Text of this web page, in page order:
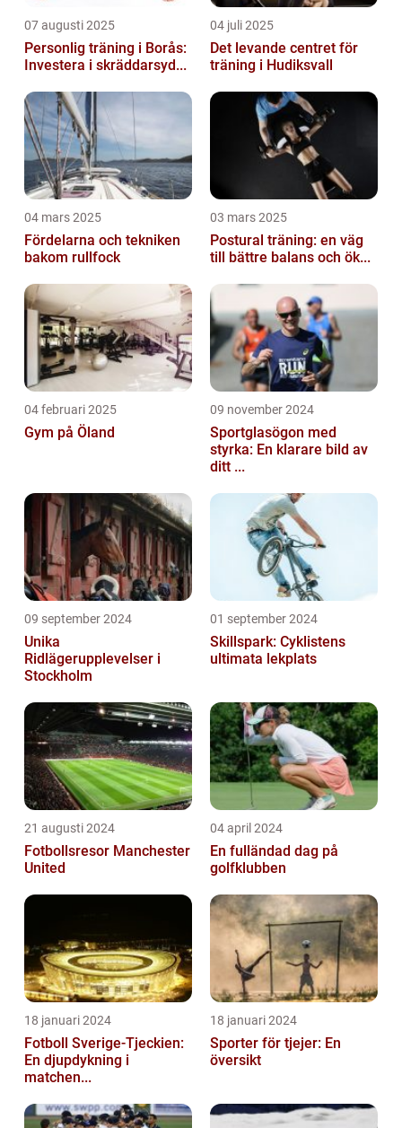
07 augusti 2025
Personlig träning i Borås:
Investera i skräddarsyd...
04 juli 2025
Det levande centret för
träning i Hudiksvall
04 mars 2025
Fördelarna och tekniken
bakom rullfock
03 mars 2025
Postural träning: en väg
till bättre balans och ök...
04 februari 2025
Gym på Öland
09 november 2024
Sportglasögon med
styrka: En klarare bild av
ditt ...
09 september 2024
Unika
Ridlägerupplevelser i
Stockholm
01 september 2024
Skillspark: Cyklistens
ultimata lekplats
21 augusti 2024
Fotbollsresor Manchester
United
04 april 2024
En fulländad dag på
golfklubben
18 januari 2024
Fotboll Sverige-Tjeckien:
En djupdykning i
matchen...
18 januari 2024
Sporter för tjejer: En
översikt